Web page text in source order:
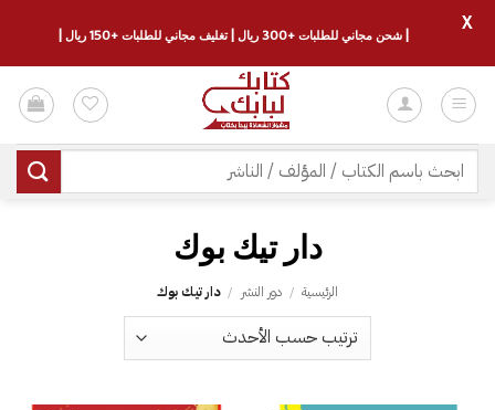
للمحتوى
البحث
عن:
دار تيك بوك
الرئيسية / دور النشر / دار تيك بوك
| شحن مجاني للطلبات +300 ريال | تغليف مجاني للطلبات +150 ريال |
X